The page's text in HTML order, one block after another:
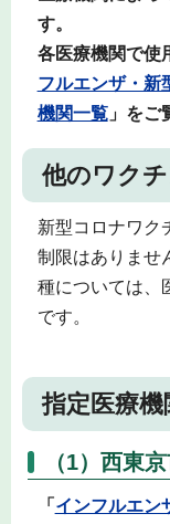
す。
各医療機関で使
フルエンザ・新
機関一覧」をご
他のワク
新型コロナワク
制限はありませ
種については、
です。
指定医療機
（1）西東
「 インフルエン